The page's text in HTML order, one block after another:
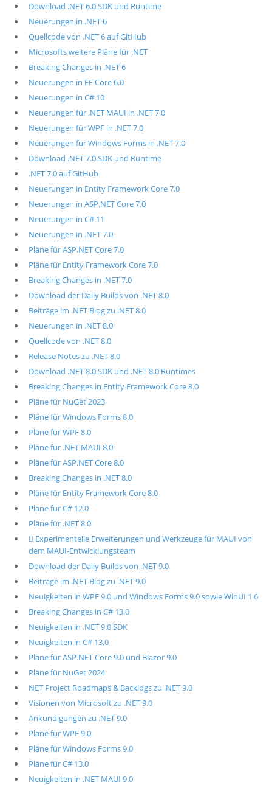
Download .NET 6.0 SDK und Runtime
Neuerungen in .NET 6
Quellcode von .NET 6 auf GitHub
Microsofts weitere Pläne für .NET
Breaking Changes in .NET 6
Neuerungen in EF Core 6.0
Neuerungen in C# 10
Neuerungen für .NET MAUI in .NET 7.0
Neuerungen für WPF in .NET 7.0
Neuerungen für Windows Forms in .NET 7.0
Download .NET 7.0 SDK und Runtime
.NET 7.0 auf GitHub
Neuerungen in Entity Framework Core 7.0
Neuerungen in ASP.NET Core 7.0
Neuerungen in C# 11
Neuerungen in .NET 7.0
Pläne für ASP.NET Core 7.0
Pläne für Entity Framework Core 7.0
Breaking Changes in .NET 7.0
Download der Daily Builds von .NET 8.0
Beiträge im .NET Blog zu .NET 8.0
Neuerungen in .NET 8.0
Quellcode von .NET 8.0
Release Notes zu .NET 8.0
Download .NET 8.0 SDK und .NET 8.0 Runtimes
Breaking Changes in Entity Framework Core 8.0
Pläne für NuGet 2023
Pläne für Windows Forms 8.0
Pläne für WPF 8.0
Pläne für .NET MAUI 8.0
Pläne für ASP.NET Core 8.0
Breaking Changes in .NET 8.0
Pläne für Entity Framework Core 8.0
Pläne für C# 12.0
Pläne für .NET 8.0
 Experimentelle Erweiterungen und Werkzeuge für MAUI von
dem MAUI-Entwicklungsteam
Download der Daily Builds von .NET 9.0
Beiträge im .NET Blog zu .NET 9.0
Neuigkeiten in WPF 9.0 und Windows Forms 9.0 sowie WinUI 1.6
Breaking Changes in C# 13.0
Neuigkeiten in .NET 9.0 SDK
Neuigkeiten in C# 13.0
Pläne für ASP.NET Core 9.0 und Blazor 9.0
Pläne für NuGet 2024
NET Project Roadmaps & Backlogs zu .NET 9.0
Visionen von Microsoft zu .NET 9.0
Ankündigungen zu .NET 9.0
Pläne für WPF 9.0
Pläne für Windows Forms 9.0
Pläne für C# 13.0
Neuigkeiten in .NET MAUI 9.0